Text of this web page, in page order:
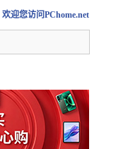
欢迎您访问PChome.net